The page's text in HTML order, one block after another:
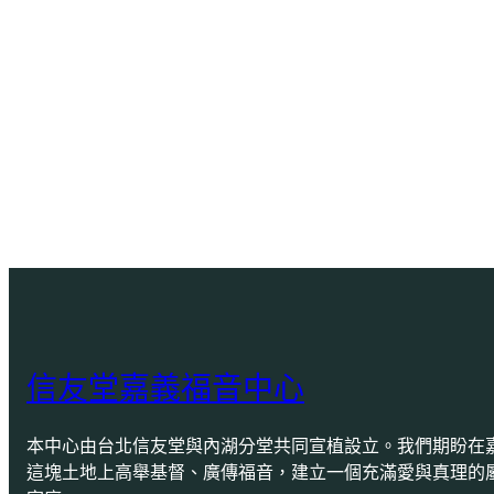
信友堂嘉義福音中心
本中心由台北信友堂與內湖分堂共同宣植設立。我們期盼在
這塊土地上高舉基督、廣傳福音，建立一個充滿愛與真理的